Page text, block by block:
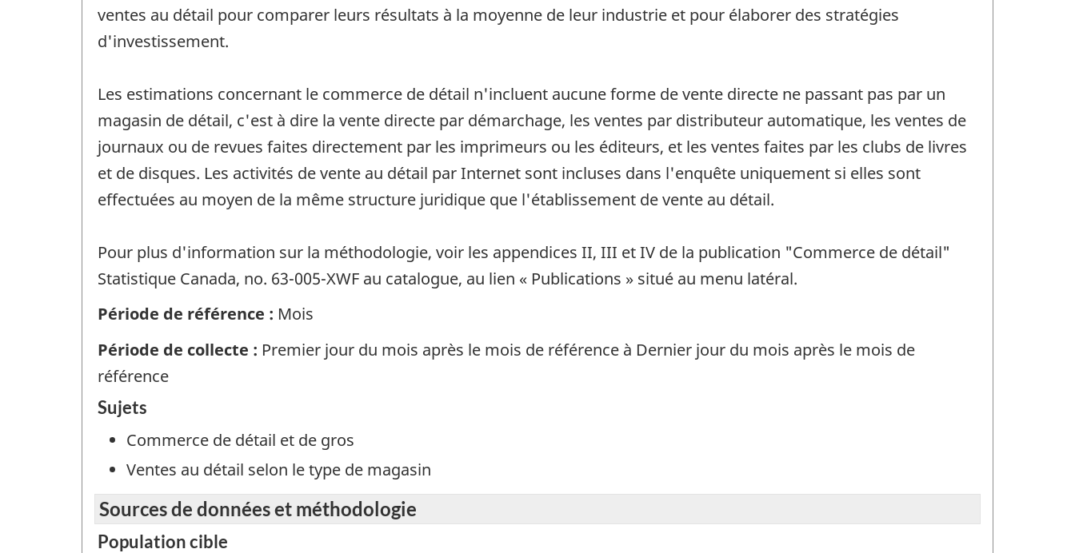
ventes au détail pour comparer leurs résultats à la moyenne de leur industrie et pour élaborer des stratégies
d'investissement.
Les estimations concernant le commerce de détail n'incluent aucune forme de vente directe ne passant pas par un
magasin de détail, c'est à dire la vente directe par démarchage, les ventes par distributeur automatique, les ventes de
journaux ou de revues faites directement par les imprimeurs ou les éditeurs, et les ventes faites par les clubs de livres
et de disques. Les activités de vente au détail par Internet sont incluses dans l'enquête uniquement si elles sont
effectuées au moyen de la même structure juridique que l'établissement de vente au détail.
Pour plus d'information sur la méthodologie, voir les appendices II, III et IV de la publication "Commerce de détail"
Statistique Canada, no. 63-005-XWF au catalogue, au lien « Publications » situé au menu latéral.
Période de référence : Mois
Période de collecte : Premier jour du mois après le mois de référence à Dernier jour du mois après le mois de
référence
Sujets
Commerce de détail et de gros
Ventes au détail selon le type de magasin
Sources de données et méthodologie
Population cible